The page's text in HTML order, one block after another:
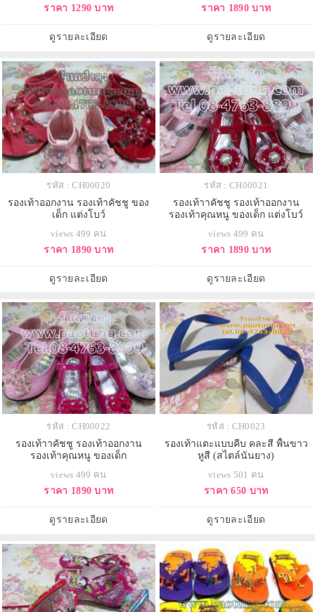
ราคา 1290 บาท
ดูรายละเอียด
ราคา 1890 บาท
ดูรายละเอียด
รหัส : CH00020
รองเท้าออกงาน รองเท้าคัชชู ของ
เด็ก แต่งโบว์
views 499 คน
ราคา 1890 บาท
ดูรายละเอียด
รหัส : CH00021
รองเท้าาคัชชู รองเท้าออกงาน
รองเท้าคุณหนู ของเด็ก แต่งโบว์
views 499 คน
ราคา 1890 บาท
ดูรายละเอียด
รหัส : CH00022
รองเท้าาคัชชู รองเท้าออกงาน
รองเท้าคุณหนู ของเด็ก
views 499 คน
ราคา 1890 บาท
ดูรายละเอียด
รหัส : CH0023
รองเท้าแตะแบบคีบ คละสี พื้นขาว
หูสี (สไตล์นันยาง)
views 501 คน
ราคา 650 บาท
ดูรายละเอียด